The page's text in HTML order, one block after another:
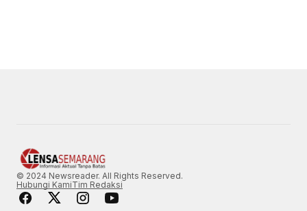
© 2024 Newsreader. All Rights Reserved.
Hubungi KamiTim Redaksi